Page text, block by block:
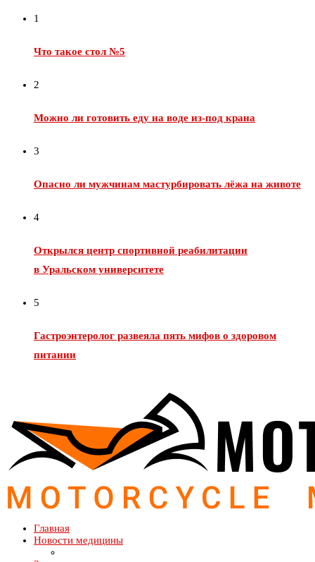
1
Что такое стол №5
2
Можно ли готовить еду на воде из‑под крана
3
Опасно ли мужчинам мастурбировать лёжа на животе
4
Открылся центр спортивной реабилитации
в Уральском университете
5
Гастроэнтеролог развеяла пять мифов о здоровом
питании
Главная
Новости медицины